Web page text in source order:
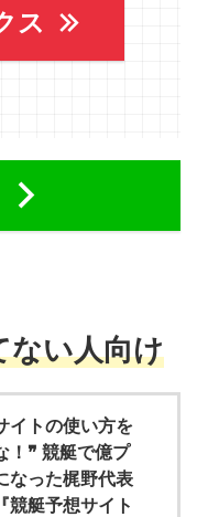
ス
ない人向け
イトの使い方を
！❞ 競艇で億プ
なった梶野代表
競艇予想サイト